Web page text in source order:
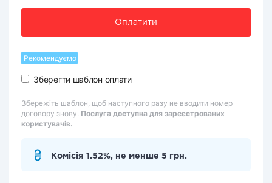
Оплатити
Рекомендуємо
Зберегти шаблон оплати
Збережіть шаблон, щоб наступного разу не вводити номер
договору знову. Послуга доступна для зареєстрованих
користувачів.
Комісія 1.52%, не менше 5 грн.